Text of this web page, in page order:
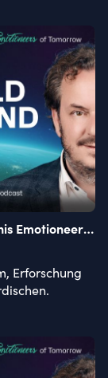
Emotioneers
Erforschung